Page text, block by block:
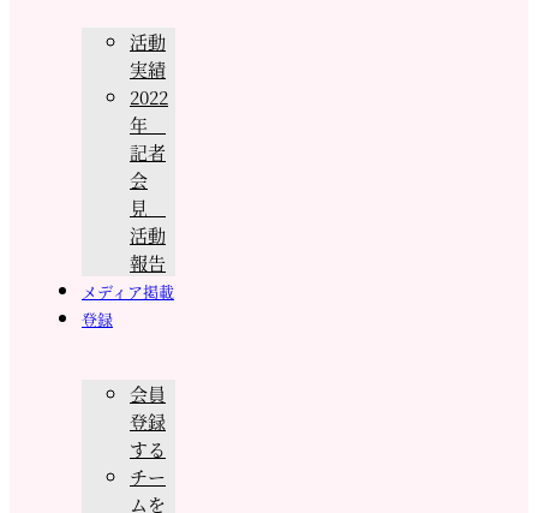
活動
実績
2022
年
記者
会
見
活動
報告
メディア掲載
登録
会員
登録
する
チー
ムを